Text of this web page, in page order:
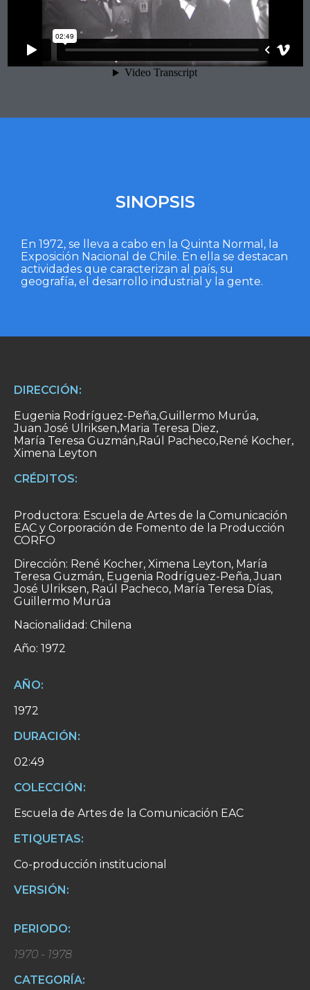
SINOPSIS
En 1972, se lleva a cabo en la Quinta Normal, la
Exposición Nacional de Chile. En ella se destacan
actividades que caracterizan al país, su
geografía, el desarrollo industrial y la gente.
DIRECCIÓN:
Eugenia Rodríguez-Peña,Guillermo Murúa,
Juan José Ulriksen,Maria Teresa Diez,
María Teresa Guzmán,Raúl Pacheco,René Kocher,
Ximena Leyton
CRÉDITOS:
Productora: Escuela de Artes de la Comunicación
EAC y Corporación de Fomento de la Producción
CORFO
Dirección: René Kocher, Ximena Leyton, María
Teresa Guzmán, Eugenia Rodríguez-Peña, Juan
José Ulriksen, Raúl Pacheco, María Teresa Días,
Guillermo Murúa
Nacionalidad: Chilena
Año: 1972
AÑO:
1972
DURACIÓN:
02:49
COLECCIÓN:
Escuela de Artes de la Comunicación EAC
ETIQUETAS:
Co-producción institucional
VERSIÓN:
PERIODO:
1970 - 1978
CATEGORÍA: